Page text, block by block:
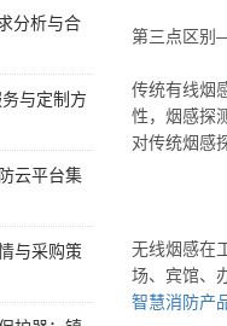
第三点区别
传统有线烟
性，烟感探
对传统烟感
无线烟感在
场、宾馆、
智慧消防产
分析与合
与定制方
云平台集
与采购策